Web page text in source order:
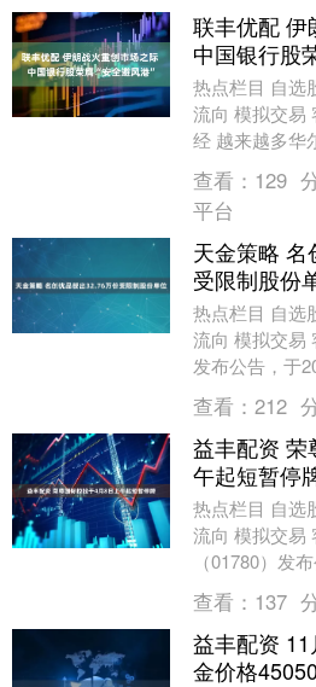
联丰优配 伊
中国银行股
热点栏目 自选
流向 模拟交易
经 越来越多华
争爆发以来，
体表....
查看： 129
平台
天金策略
受限制股份
热点栏目 自选
流向 模拟交易
发布公告，于
2020年股份激
查看： 212
益丰配资 荣
午起短暂停
热点栏目 自选
流向 模拟交易
（01780）发
年4月8日上午
查看： 137
益丰配资
金价格